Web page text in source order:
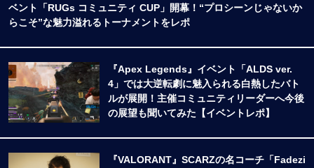
ベント「RUGs コミュニティ CUP」開幕！“プロシーンじゃないか
らこそ”な魅力溢れるトーナメントをレポ
『Apex Legends』イベント「ALDS ver.
4」では大逆転劇に魅入られる白熱したバト
ルが展開！主催コミュニティリーダーへ今後
の展望も聞いてみた【イベントレポ】
『VALORANT』SCARZの名コーチ「Fadezi